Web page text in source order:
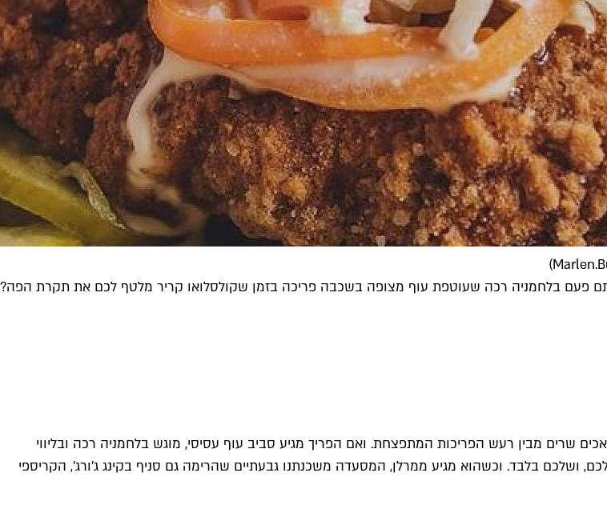
פעם בלחמניה רכה שעוטפת עוף מצופה בשכבה פריכה בזמן שקולסלואו קריר מלטף לכם את תקרת הפה?
שרים מבין רעש הפריכות המתפצחת. ואם הפריך מגיע סביב עוף עסיסי, מוגש בלחמניה רכה ובליווי
ושלכם בלבד. וכשהוא מגיע ממרלן, המסעדה משכנתנו גבעתיים שהרימה גם סניף בקינג ג'ורג', הקריספי